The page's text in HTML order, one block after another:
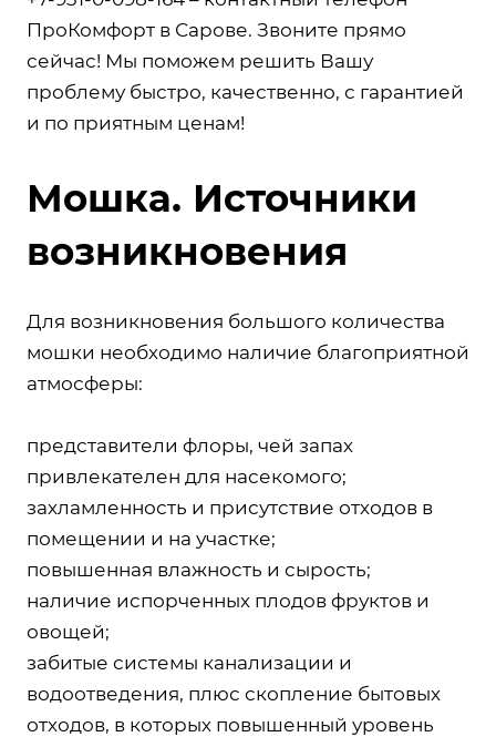
ПроКомфорт в Сарове. Звоните прямо
сейчас! Мы поможем решить Вашу
проблему быстро, качественно, с гарантией
и по приятным ценам!
Мошка. Источники
возникновения
Для возникновения большого количества
мошки необходимо наличие благоприятной
атмосферы:
представители флоры, чей запах
привлекателен для насекомого;
захламленность и присутствие отходов в
помещении и на участке;
повышенная влажность и сырость;
наличие испорченных плодов фруктов и
овощей;
забитые системы канализации и
водоотведения, плюс скопление бытовых
отходов, в которых повышенный уровень